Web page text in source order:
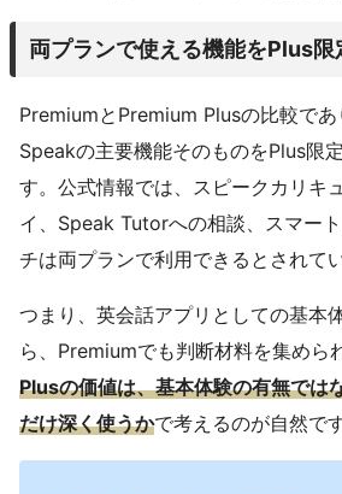
両プランで使える機能をPlus限
PremiumとPremium Plusの比較であ
Speakの主要機能そのものをPlus限
す。公式情報では、スピークカリキ
イ、Speak Tutorへの相談、スマー
チは両プランで利用できるとされてい
つまり、英会話アプリとしての基本
ら、Premiumでも判断材料を集めら
Plusの価値は、基本体験の有無では
だけ深く使うかで考えるのが自然です